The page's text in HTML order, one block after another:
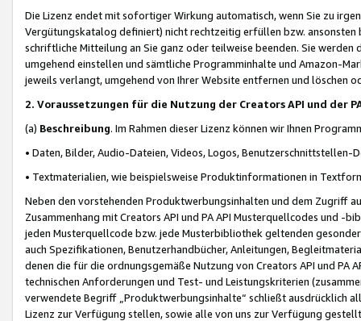
Die Lizenz endet mit sofortiger Wirkung automatisch, wenn Sie zu
Vergütungskatalog definiert) nicht rechtzeitig erfüllen bzw. ansonsten
schriftliche Mitteilung an Sie ganz oder teilweise beenden. Sie werden
umgehend einstellen und sämtliche Programminhalte und Amazon-
jeweils verlangt, umgehend von Ihrer Website entfernen und löschen
2. Voraussetzungen für die Nutzung der Creators API und der
(a) Beschreibung. Im Rahmen dieser Lizenz können wir Ihnen
• Daten, Bilder, Audio-Dateien, Videos, Logos, Benutzerschnittstellen-
• Textmaterialien, wie beispielsweise Produktinformationen in
Neben den vorstehenden Produktwerbungsinhalten und dem Zugriff
Zusammenhang mit Creators API und PA API Musterquellcodes und
jeden Musterquellcode bzw. jede Musterbibliothek geltenden
auch Spezifikationen, Benutzerhandbücher, Anleitungen,
denen die für die ordnungsgemäße Nutzung von Creators API und PA
technischen Anforderungen und Test- und Leistungskriterien
verwendete Begriff „Produktwerbungsinhalte“ schließt ausdrücklich
Lizenz zur Verfügung stellen, sowie alle von uns zur Verfügung